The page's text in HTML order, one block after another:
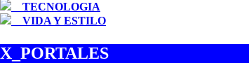
__TECNOLOGIA
__VIDA Y ESTILO
X_PORTALES